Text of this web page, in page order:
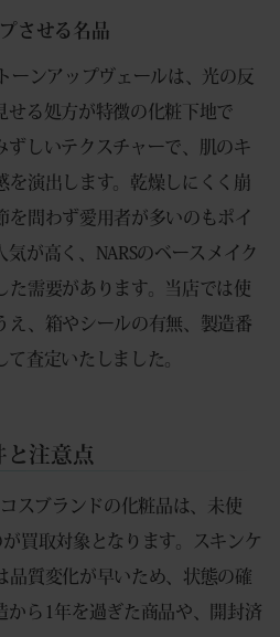
させる名品
ーンアップヴェールは、光の反
せる処方が特徴の化粧下地で
ずしいテクスチャーで、肌のキ
を演出します。乾燥しにくく崩
を問わず愛用者が多いのもポイ
が高く、NARSのベースメイク
た需要があります。当店では使
え、箱やシールの有無、製造番
査定いたしました。
と注意点
スブランドの化粧品は、未使
買取対象となります。スキンケ
品質変化が早いため、状態の確
から1年を過ぎた商品や、開封済